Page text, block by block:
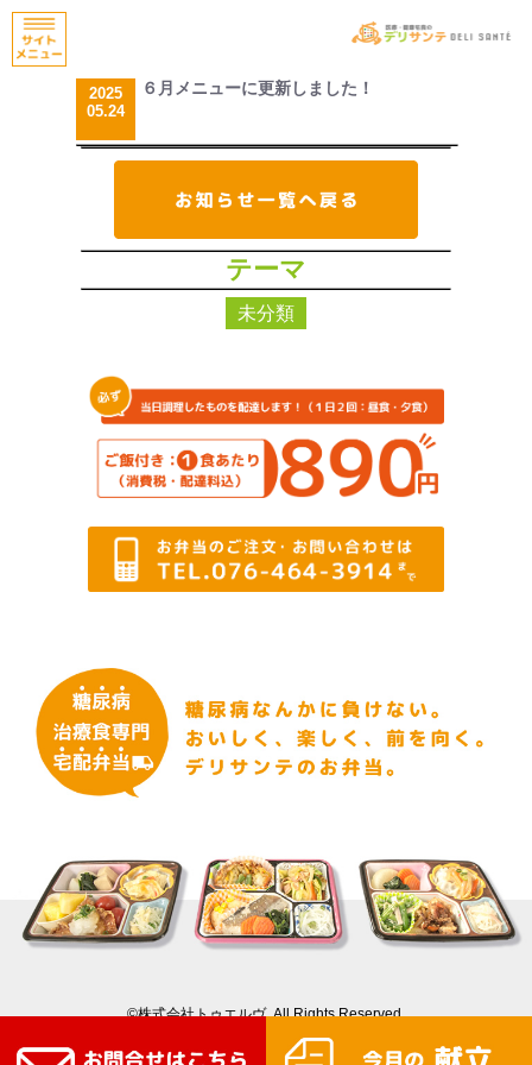
2025
05.24
６月メニューに更新しました！
テーマ
未分類
©株式会社トゥエルヴ. All Rights Reserved.